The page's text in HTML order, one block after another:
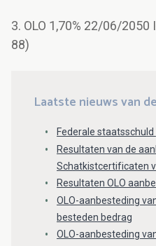
3. OLO 1,70% 22/06/2050
88)
Laatste nieuws van
Federale
Resultaten van de
Schatkistcertificaten
Resultaten OLO
OLO-aanbesteding
besteden bedrag
OLO-aanbesteding